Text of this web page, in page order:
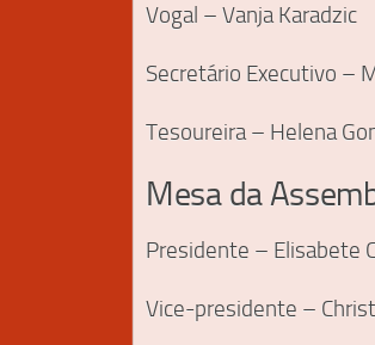
Vogal – Vanja Karadzic
Secretário Executivo –
Tesoureira – Helena
Mesa da
Presidente – Elisabete
Vice-presidente –